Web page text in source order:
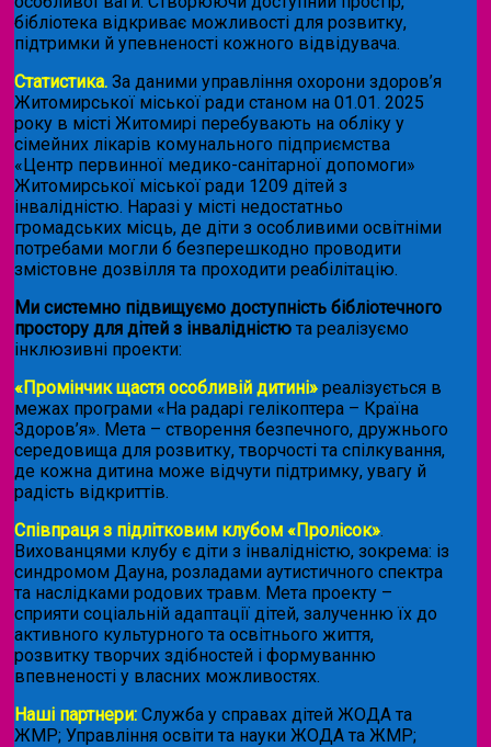
бібліотека відкриває можливості для розвитку,
підтримки й упевненості кожного відвідувача.
Статистика. За даними управління охорони здоров’я
Житомирської міської ради станом на 01.01. 2025
року в місті Житомирі перебувають на обліку у
сімейних лікарів комунального підприємства
«Центр первинної медико-санітарної допомоги»
Житомирської міської ради 1209 дітей з
інвалідністю. Наразі у місті недостатньо
громадських місць, де діти з особливими освітніми
потребами могли б безперешкодно проводити
змістовне дозвілля та проходити реабілітацію.
Ми системно підвищуємо доступність бібліотечного
простору для дітей з інвалідністю та реалізуємо
інклюзивні проекти:
«Промінчик щастя особливій дитині» реалізується в
межах програми «На радарі гелікоптера – Країна
Здоров’я». Мета – створення безпечного, дружнього
середовища для розвитку, творчості та спілкування,
де кожна дитина може відчути підтримку, увагу й
радість відкриттів.
Співпраця з підлітковим клубом «Пролісок».
Вихованцями клубу є діти з інвалідністю, зокрема: із
синдромом Дауна, розладами аутистичного спектра
та наслідками родових травм. Мета проекту –
сприяти соціальній адаптації дітей, залученню їх до
активного культурного та освітнього життя,
розвитку творчих здібностей і формуванню
впевненості у власних можливостях.
Наші партнери: Служба у справах дітей ЖОДА та
ЖМР; Управління освіти та науки ЖОДА та ЖМР;